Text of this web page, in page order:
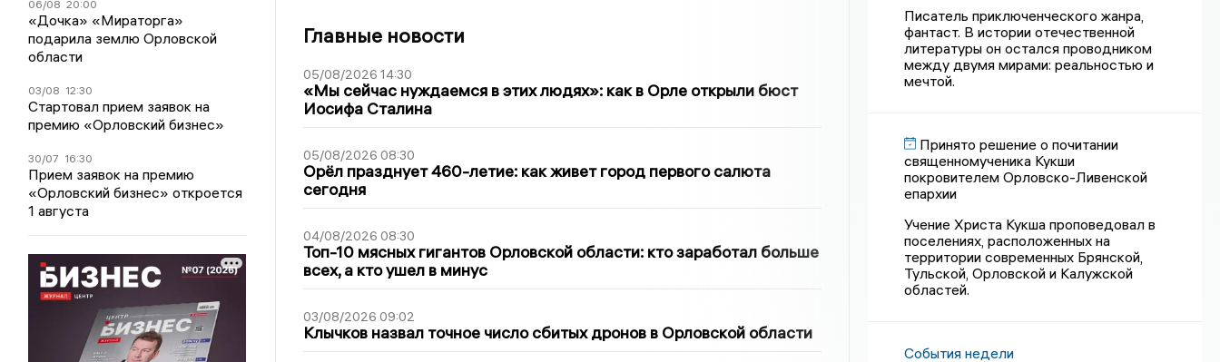
06/08 20:00
«Дочка» «Мираторга»
подарила землю Орловской
области
03/08 12:30
Стартовал прием заявок на
премию «Орловский бизнес»
30/07 16:30
Прием заявок на премию
«Орловский бизнес» откроется
1 августа
Главные новости
05/08/2026 14:30
«Мы сейчас нуждаемся в этих людях»: как в Орле открыли бюст
Иосифа Сталина
05/08/2026 08:30
Орёл празднует 460-летие: как живет город первого салюта
сегодня
04/08/2026 08:30
Топ-10 мясных гигантов Орловской области: кто заработал больше
всех, а кто ушел в минус
03/08/2026 09:02
Клычков назвал точное число сбитых дронов в Орловской области
Писатель приключенческого жанра,
фантаст. В истории отечественной
литературы он остался проводником
между двумя мирами: реальностью и
мечтой.
Принято решение о почитании
священномученика Кукши
покровителем Орловско-Ливенской
епархии
Учение Христа Кукша проповедовал в
поселениях, расположенных на
территории современных Брянской,
Тульской, Орловской и Калужской
областей.
События недели